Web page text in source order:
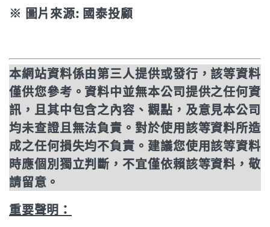
※ 圖片來源: 國泰投顧
本網站資料係由第三人提供或發行，該等資料
僅供您參考。資料中並無本公司提供之任何資
訊，且其中包含之內容、觀點，及意見本公司
均未查證且無法負責。對於使用該等資料所造
成之任何損失均不負責。建議您使用該等資料
時應個別獨立判斷，不宜僅依賴該等資料，敬
請留意。
重要聲明：